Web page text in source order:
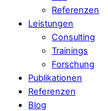
Referenzen
Leistungen
Consulting
Trainings
Forschung
Publikationen
Referenzen
Blog